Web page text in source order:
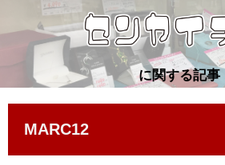
に関する記事
MARC12